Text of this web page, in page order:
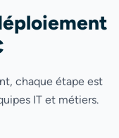
chaque étape est
IT et métiers.